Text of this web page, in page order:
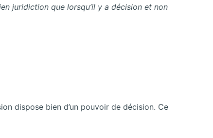
juridiction que lorsqu’il y a décision et non
dispose bien d’un pouvoir de décision. Ce